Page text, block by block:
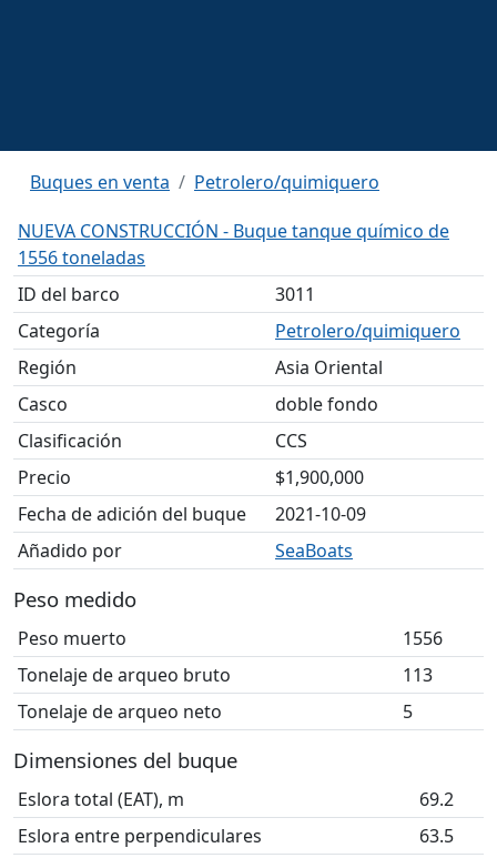
Buques en venta
Petrolero/quimiquero
NUEVA CONSTRUCCIÓN - Buque tanque químico de
1556 toneladas
ID del barco
3011
Categoría
Petrolero/quimiquero
Región
Asia Oriental
Casco
doble fondo
Clasificación
CCS
Precio
$1,900,000
Fecha de adición del buque
2021-10-09
Añadido por
SeaBoats
Peso medido
Peso muerto
1556
Tonelaje de arqueo bruto
113
Tonelaje de arqueo neto
5
Dimensiones del buque
Eslora total (EAT), m
69.2
Eslora entre perpendiculares
63.5